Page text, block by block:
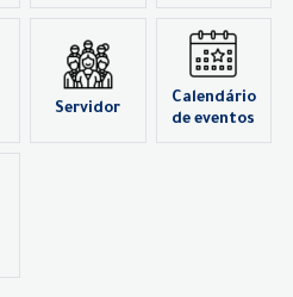
Servidor
Calendário
de eventos